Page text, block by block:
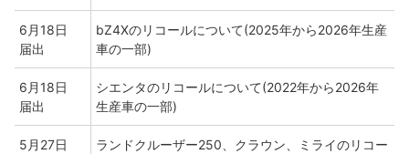
6月18日
届出
bZ4Xのリコールについて(2025年から2026年生産
車の一部)
6月18日
届出
シエンタのリコールについて(2022年から2026年
生産車の一部)
5月27日
ランドクルーザー250、クラウン、ミライのリコー